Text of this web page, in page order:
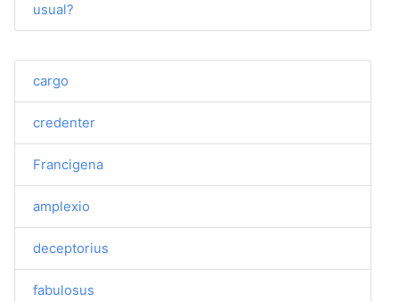
usual?
cargo
credenter
Francigena
amplexio
deceptorius
fabulosus